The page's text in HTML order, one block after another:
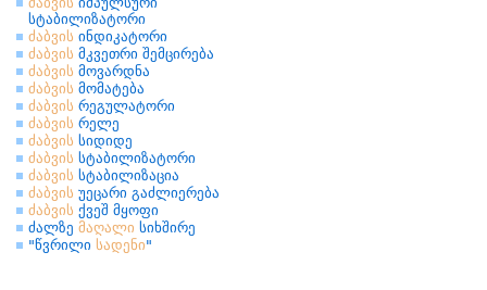
სტაბილიზატორი
ძაბვის ინდიკატორი
ძაბვის მკვეთრი შემცირება
ძაბვის მოვარდნა
ძაბვის მომატება
ძაბვის რეგულატორი
ძაბვის რელე
ძაბვის სიდიდე
ძაბვის სტაბილიზატორი
ძაბვის სტაბილიზაცია
ძაბვის უეცარი გაძლიერება
ძაბვის ქვეშ მყოფი
ძალზე მაღალი სიხშირე
"წვრილი სადენი"